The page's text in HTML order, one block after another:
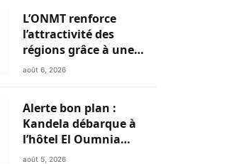
L’ONMT renforce
l’attractivité des
régions grâce à une
connectivité aérienne
août 6, 2026
Alerte bon plan :
Kandela débarque à
l’hôtel El Oumnia
Puerto pour enflammer
août 5, 2026